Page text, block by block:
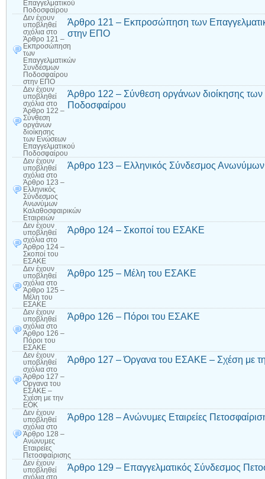
Επαγγελματικού
Ποδοσφαίρου
Δεν έχουν
υποβληθεί
σχόλια στο
Άρθρο 121 –
Εκπροσώπηση
των
Επαγγελματικών
Συνδέσμων
Ποδοσφαίρου
στην ΕΠΟ
Άρθρο 121 – Εκπροσώπηση των
στην ΕΠΟ
Δεν έχουν
υποβληθεί
σχόλια στο
Άρθρο 122 –
Σύνθεση
οργάνων
διοίκησης
των Ενώσεων
Επαγγελματικού
Ποδοσφαίρου
Άρθρο 122 – Σύνθεση οργάνων διοίκησης
Ποδοσφαίρου
Δεν έχουν
υποβληθεί
σχόλια στο
Άρθρο 123 –
Ελληνικός
Σύνδεσμος
Ανωνύμων
Καλαθοσφαιρικών
Εταιρειών
Άρθρο 123 – Ελληνικός Σύνδεσμος Ανωνύμων
Δεν έχουν
υποβληθεί
σχόλια στο
Άρθρο 124 –
Σκοποί του
ΕΣΑΚΕ
Άρθρο 124 – Σκοποί του ΕΣΑΚΕ
Δεν έχουν
υποβληθεί
σχόλια στο
Άρθρο 125 –
Μέλη του
ΕΣΑΚΕ
Άρθρο 125 – Μέλη του ΕΣΑΚΕ
Δεν έχουν
υποβληθεί
σχόλια στο
Άρθρο 126 –
Πόροι του
ΕΣΑΚΕ
Άρθρο 126 – Πόροι του ΕΣΑΚΕ
Δεν έχουν
υποβληθεί
σχόλια στο
Άρθρο 127 –
Όργανα του
ΕΣΑΚΕ –
Σχέση με την
ΕΟΚ
Άρθρο 127 – Όργανα του ΕΣΑΚΕ – Σχέση με
Δεν έχουν
υποβληθεί
σχόλια στο
Άρθρο 128 –
Ανώνυμες
Εταιρείες
Πετοσφαίρισης
Άρθρο 128 – Ανώνυμες Εταιρείες
Δεν έχουν
υποβληθεί
σχόλια στο
Άρθρο 129 – Επαγγελματικός Σύνδεσμος